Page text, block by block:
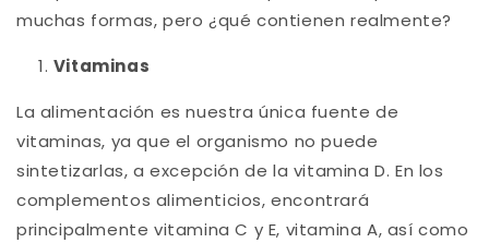
muchas formas, pero ¿qué contienen realmente?
Vitaminas
La alimentación es nuestra única fuente de
vitaminas, ya que el organismo no puede
sintetizarlas, a excepción de la vitamina D. En los
complementos alimenticios, encontrará
principalmente vitamina C y E, vitamina A, así como